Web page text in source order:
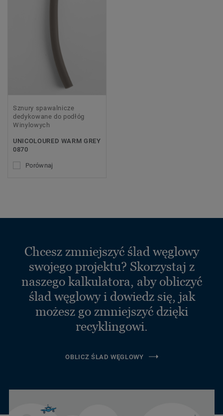
Sznury spawalnicze
dedykowane do podłóg
Winylowych
UNICOLOURED WARM GREY
0870
Porównaj
Chcesz zmniejszyć ślad węglowy
swojego projektu? Skorzystaj z
naszego kalkulatora, aby obliczyć
ślad węglowy i dowiedz się, jak
możesz go zmniejszyć dzięki
recyklingowi.
OBLICZ ŚLAD WĘGLOWY